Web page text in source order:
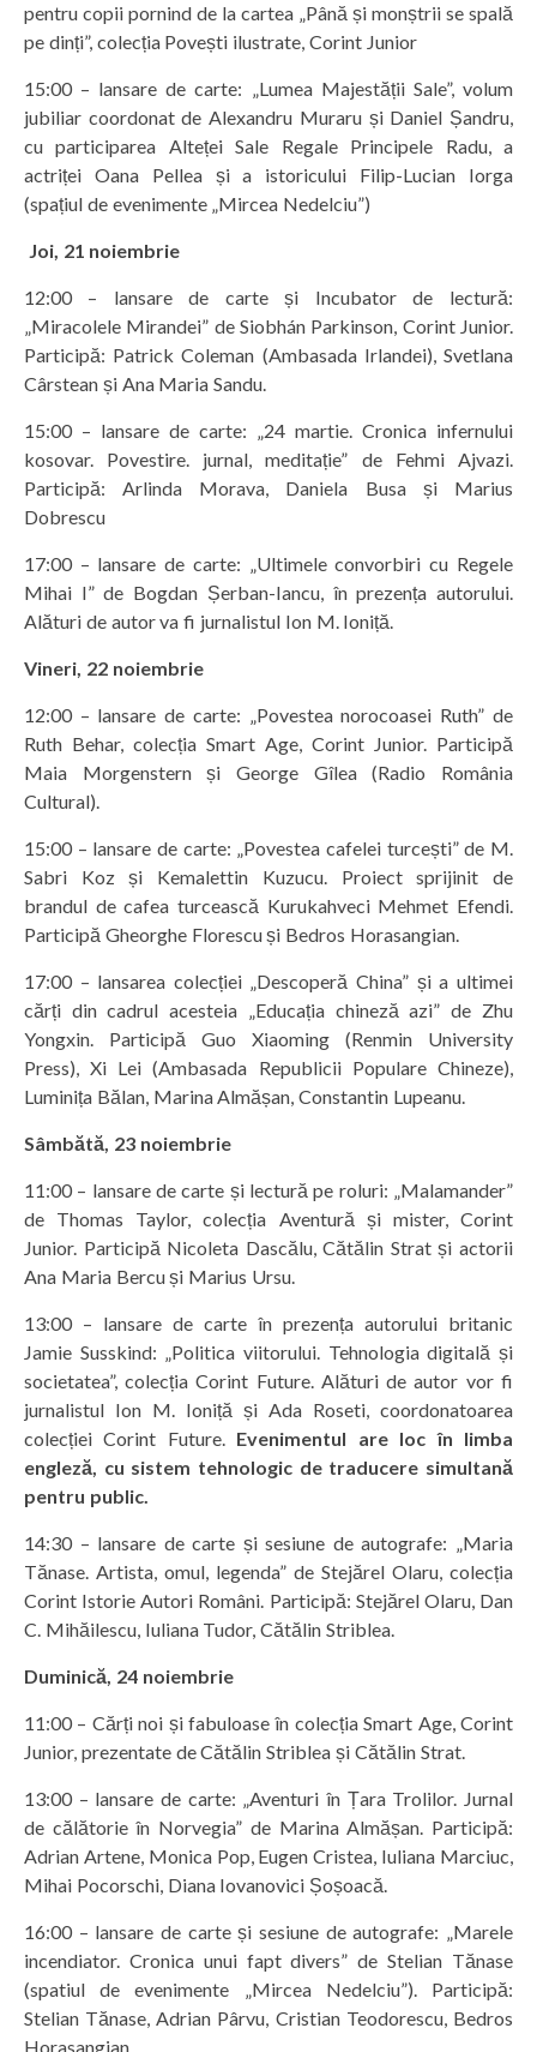
pentru copii pornind de la cartea „Până și monștrii se spală
pe dinți”, colecția Povești ilustrate, Corint Junior
15:00 – lansare de carte: „Lumea Majestății Sale”, volum
jubiliar coordonat de Alexandru Muraru și Daniel Șandru,
cu participarea Alteței Sale Regale Principele Radu, a
actriței Oana Pellea și a istoricului Filip-Lucian Iorga
(spațiul de evenimente „Mircea Nedelciu”)
Joi, 21 noiembrie
12:00 – lansare de carte și Incubator de lectură:
„Miracolele Mirandei” de Siobhán Parkinson, Corint Junior.
Participă: Patrick Coleman (Ambasada Irlandei), Svetlana
Cârstean și Ana Maria Sandu.
15:00 – lansare de carte: „24 martie. Cronica infernului
kosovar. Povestire. jurnal, meditație” de Fehmi Ajvazi.
Participă: Arlinda Morava, Daniela Busa și Marius
Dobrescu
17:00 – lansare de carte: „Ultimele convorbiri cu Regele
Mihai I” de Bogdan Șerban-Iancu, în prezența autorului.
Alături de autor va fi jurnalistul Ion M. Ioniță.
Vineri, 22 noiembrie
12:00 – lansare de carte: „Povestea norocoasei Ruth” de
Ruth Behar, colecția Smart Age, Corint Junior. Participă
Maia Morgenstern și George Gîlea (Radio România
Cultural).
15:00 – lansare de carte: „Povestea cafelei turcești” de M.
Sabri Koz și Kemalettin Kuzucu. Proiect sprijinit de
brandul de cafea turcească Kurukahveci Mehmet Efendi.
Participă Gheorghe Florescu și Bedros Horasangian.
17:00 – lansarea colecției „Descoperă China” și a ultimei
cărți din cadrul acesteia „Educația chineză azi” de Zhu
Yongxin. Participă Guo Xiaoming (Renmin University
Press), Xi Lei (Ambasada Republicii Populare Chineze),
Luminița Bălan, Marina Almășan, Constantin Lupeanu.
Sâmbătă, 23 noiembrie
11:00 – lansare de carte și lectură pe roluri: „Malamander”
de Thomas Taylor, colecția Aventură și mister, Corint
Junior. Participă Nicoleta Dascălu, Cătălin Strat și actorii
Ana Maria Bercu și Marius Ursu.
13:00 – lansare de carte în prezența autorului britanic
Jamie Susskind: „Politica viitorului. Tehnologia digitală și
societatea”, colecția Corint Future. Alături de autor vor fi
jurnalistul Ion M. Ioniță și Ada Roseti, coordonatoarea
colecției Corint Future. Evenimentul are loc în limba
engleză, cu sistem tehnologic de traducere simultană
pentru public.
14:30 – lansare de carte și sesiune de autografe: „Maria
Tănase. Artista, omul, legenda” de Stejărel Olaru, colecția
Corint Istorie Autori Români. Participă: Stejărel Olaru, Dan
C. Mihăilescu, Iuliana Tudor, Cătălin Striblea.
Duminică, 24 noiembrie
11:00 – Cărți noi și fabuloase în colecția Smart Age, Corint
Junior, prezentate de Cătălin Striblea și Cătălin Strat.
13:00 – lansare de carte: „Aventuri în Țara Trolilor. Jurnal
de călătorie în Norvegia” de Marina Almășan. Participă:
Adrian Artene, Monica Pop, Eugen Cristea, Iuliana Marciuc,
Mihai Pocorschi, Diana Iovanovici Șoșoacă.
16:00 – lansare de carte și sesiune de autografe: „Marele
incendiator. Cronica unui fapt divers” de Stelian Tănase
(spatiul de evenimente „Mircea Nedelciu”). Participă:
Stelian Tănase, Adrian Pârvu, Cristian Teodorescu, Bedros
Horasangian.